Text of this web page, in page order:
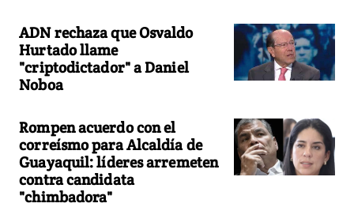
ADN rechaza que Osvaldo
Hurtado llame
"criptodictador" a Daniel
Noboa
Rompen acuerdo con el
correísmo para Alcaldía de
Guayaquil: líderes arremeten
contra candidata
"chimbadora"